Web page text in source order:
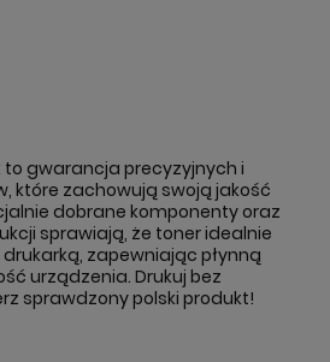
gwarancja precyzyjnych i
które zachowują swoją jakość
dobrane komponenty oraz
sprawiają, że toner idealnie
zapewniając płynną
urządzenia. Drukuj bez
sprawdzony polski produkt!